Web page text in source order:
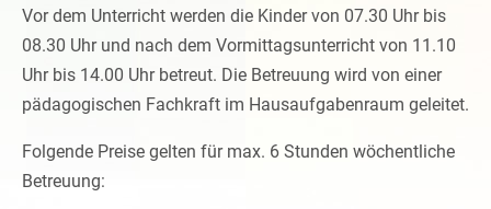
Vor dem Unterricht werden die Kinder von 07.30 Uhr bis
08.30 Uhr und nach dem Vormittagsunterricht von 11.10
Uhr bis 14.00 Uhr betreut. Die Betreuung wird von einer
pädagogischen Fachkraft im Hausaufgabenraum geleitet.
Folgende Preise gelten für max. 6 Stunden wöchentliche
Betreuung: